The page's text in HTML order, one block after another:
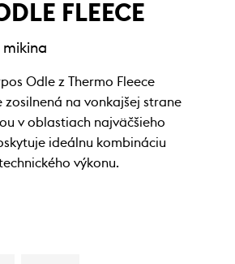
FLEECE
mikina
Odle z Thermo Fleece
na vonkajšej strane
v oblastiach najväčšieho
ideálnu kombináciu
výkonu.